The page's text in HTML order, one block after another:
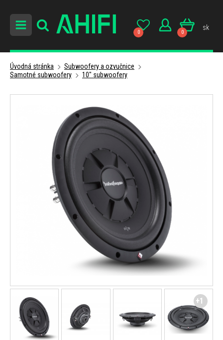
0 0
sk
Úvodná stránka
Subwoofery a ozvučnice
Samotné subwoofery
10" subwoofery
+1